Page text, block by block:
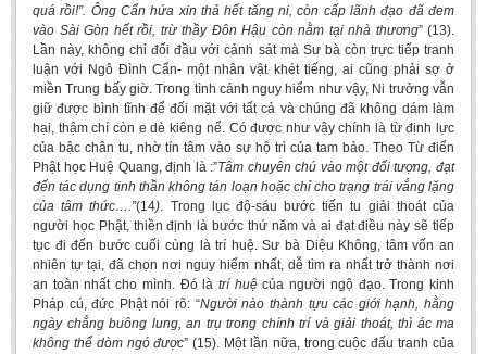
quá rồi!”. Ông Cẩn hứa xin thả hết tăng ni, còn cấp lãnh đạo đã đem
vào Sài Gòn hết rồi, trừ thầy Đôn Hậu còn nằm tại nhà thương” (13).
Lần này, không chỉ đối đầu với cảnh sát mà Sư bà còn trực tiếp tranh
luận với Ngô Đình Cẩn- một nhân vật khét tiếng, ai cũng phải sợ ở
miền Trung bấy giờ. Trong tình cảnh nguy hiểm như vậy, Ni trưởng vẫn
giữ được bình tĩnh để đối mặt với tất cả và chúng đã không dám làm
hại, thậm chí còn e dè kiêng nể. Có được như vậy chính là từ định lực
của bậc chân tu, nhờ tín tâm vào sự hộ trì của tam bảo. Theo Từ điển
Phật học Huệ Quang, định là :”Tâm chuyên chú vào một đối tượng, đạt
đến tác dụng tinh thần không tán loạn hoặc chỉ cho trạng trái vắng lặng
của tâm thức….”(14). Trong lục độ-sáu bước tiến tu giải thoát của
người học Phật, thiền định là bước thứ năm và ai đạt điều này sẽ tiếp
tục đi đến bước cuối cùng là trí huệ. Sư bà Diệu Không, tâm vốn an
nhiên tự tại, đã chọn nơi nguy hiểm nhất, dễ tìm ra nhất trở thành nơi
an toàn nhất cho mình. Đó là trí huệcủa người ngộ đạo. Trong kinh
Pháp cú, đức Phật nói rõ: “Người nào thành tựu các giới hạnh, hằng
ngày chẳng buông lung, an trụ trong chính trí và giải thoát, thì ác ma
không thể dòm ngó được” (15). Một lần nữa, trong cuộc đấu tranh của